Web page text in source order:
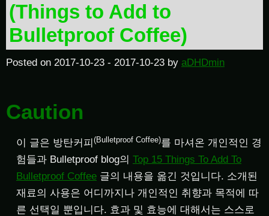
(Things to Add to
Bulletproof Coffee)
Posted on 2017-10-23 - 2017-10-23 by aDHDmin
Caution
이 글은 방탄커피 (Bulletproof Coffee)를 마셔온 개인적인 경
험들과 Bulletproof blog의 Top 15 Things To Add To
Bulletproof Coffee 글의 내용을 옮긴 것입니다. 소개된
재료의 사용은 어디까지나 개인적인 취향과 목적에 따
른 선택일 뿐입니다. 효과 및 효능에 대해서는 스스로